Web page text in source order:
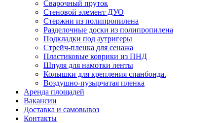
Сварочный пруток
Стеновой элемент ДУО
Стержни из полипропилена
Разделочные доски из полипропилена
Подкладки под аутригеры
Cтрейч-пленка для сенажа
Пластиковые коврики из ПНД
Шпуля для намотки ленты
Колышки для крепления спанбонда.
Воздушно-пузырчатая пленка
Аренда площадей
Вакансии
Доставка и самовывоз
Контакты